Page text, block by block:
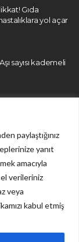
paylaştığınız
yanıt
amacıyla
verileriniz
veya
kabul etmiş
Gıda
yol açar
sayısı kademeli